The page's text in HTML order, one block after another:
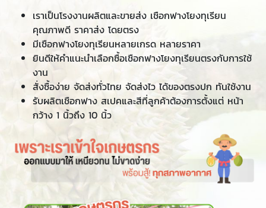
เราเป็นโรงงานผลิตและขายส่ง เชือกฟางโยงทุเรียน
คุณภาพดี ราคาส่ง โดยตรง
มีเชือกฟางโยงทุเรียนหลายเกรด หลายราคา
ยินดีให้คำแนะนำเลือกซื้อเชือกฟางโยงทุเรียนตรงกับการใช้
งาน
สั่งซื้อง่าย จัดส่งทั่วไทย จัดส่งไว ได้ของตรงปก ทันใช้งาน
รับผลิตเชือกฟาง สเปคและสีที่ลูกค้าต้องการตั้งแต่ หน้า
กว้าง 1 นิ้วถึง 10 นิ้ว